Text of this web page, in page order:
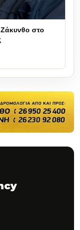
στο